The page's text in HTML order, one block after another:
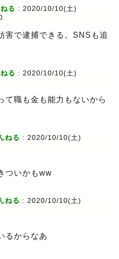
る : 2020/10/10(土)
害で逮捕できる。SNSも追
る : 2020/10/10(土)
て職も金も能力もないから
ねる : 2020/10/10(土)
ついかもww
ねる : 2020/10/10(土)
るからなあ